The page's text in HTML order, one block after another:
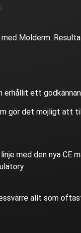
Molderm.
ett
gör det möjligt att
med den nya CE
allt som